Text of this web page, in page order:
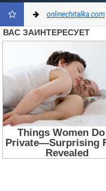
ДОБАВИТЬ
ЗАКЛАДКИ
onlinechitalka.com